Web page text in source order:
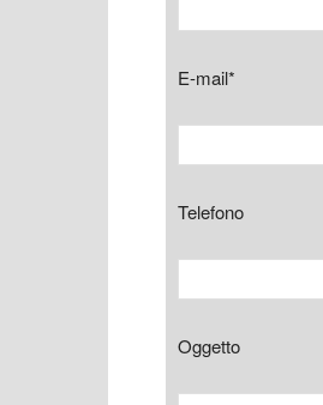
E-mail*
Telefono
Oggetto